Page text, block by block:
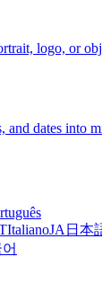
logo, or
dates into
ItalianoJA 日本